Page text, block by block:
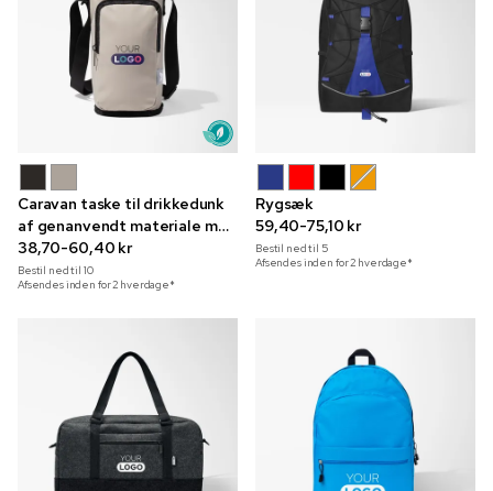
Caravan taske til drikkedunk
af genanvendt materiale med
tryk i fuld farve
38,70-60,40 kr
Bestil ned til 10
Afsendes inden for 2 hverdage*
Rygsæk
59,40-75,10 kr
Bestil ned til 5
Afsendes inden for 2 hverdage*